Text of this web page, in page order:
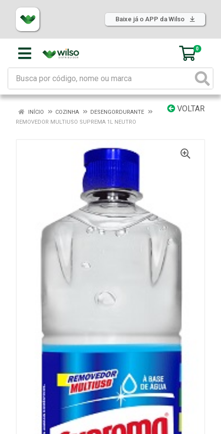
Baixe já o APP da Wilso
0
VOLTAR
INÍCIO COZINHA
DESENGORDURANTE
REMOVEDOR MULTIUSO SUPREMA 1L NEUTRO